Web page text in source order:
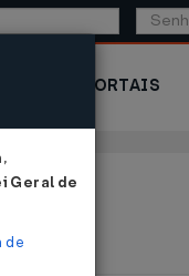
PORTAIS
Geral de
de